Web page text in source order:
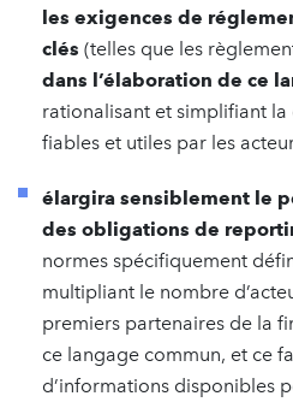
les exigences de
clés (telles que les
dans l’élaboration de ce
rationalisant et simplifiant
fiables et utiles par les
élargira sensiblement le
des obligations de
normes spécifiquement
multipliant le nombre
premiers partenaires de la
ce langage commun, et ce
d’informations disponibles